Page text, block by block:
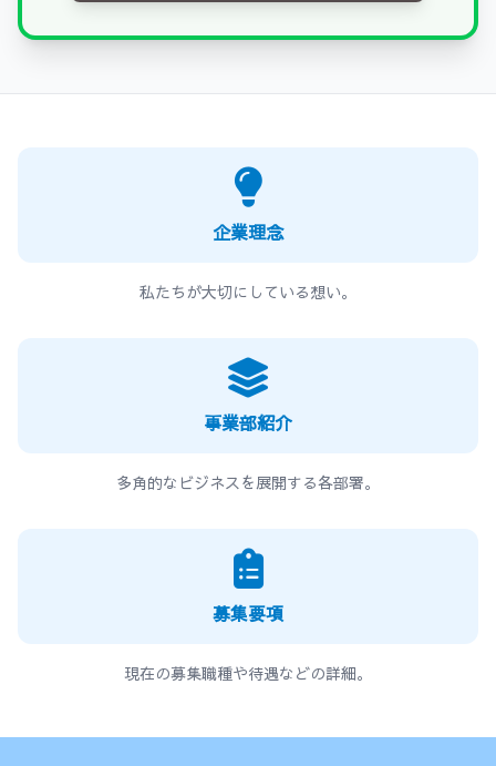
企業理念
私たちが大切にしている想い。
事業部紹介
多角的なビジネスを展開する各部署。
募集要項
現在の募集職種や待遇などの詳細。